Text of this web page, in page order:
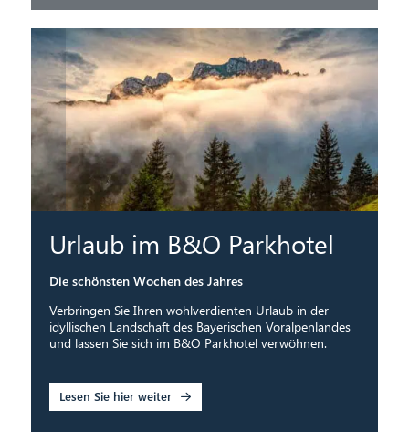
Urlaub im B&O Parkhotel
Die schönsten Wochen des Jahres
Verbringen Sie Ihren wohlverdienten Urlaub in der
idyllischen Landschaft des Bayerischen Voralpenlandes
und lassen Sie sich im B&O Parkhotel verwöhnen.
Lesen Sie hier weiter